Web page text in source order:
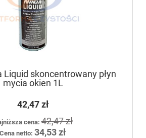
Liquid skoncentrowany płyn
mycia okien 1L
42,47 zł
cena:42,47 zł
Cena netto: 34,53 zł